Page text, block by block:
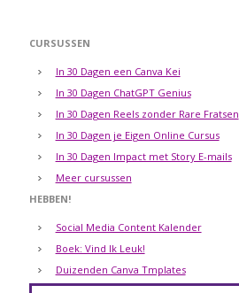
CURSUSSEN
In 30 Dagen een Canva Kei
In 30 Dagen ChatGPT Genius
In 30 Dagen Reels zonder Rare Fratsen
In 30 Dagen je Eigen Online Cursus
In 30 Dagen Impact met Story E-mails
Meer cursussen
HEBBEN!
Social Media Content Kalender
Boek: Vind Ik Leuk!
Duizenden Canva Tmplates